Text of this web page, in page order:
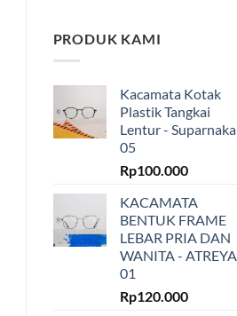
PRODUK KAMI
Kacamata Kotak
Plastik Tangkai
Lentur - Suparnaka
05
Rp100.000
KACAMATA
BENTUK FRAME
LEBAR PRIA DAN
WANITA - ATREYA
01
Rp120.000